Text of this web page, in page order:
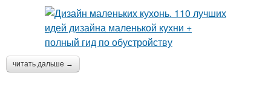
читать дальше →